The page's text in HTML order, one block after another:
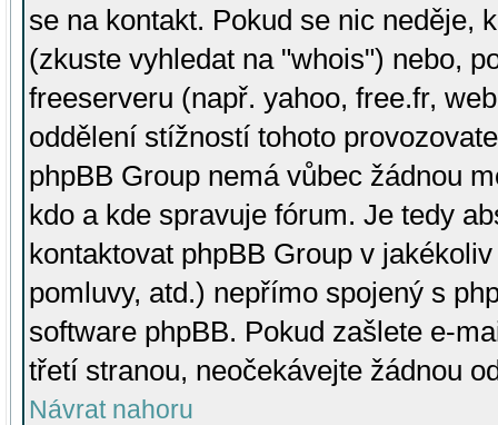
se na kontakt. Pokud se nic neděje,
(zkuste vyhledat na "whois") nebo,
freeserveru (např. yahoo, free.fr,
oddělení stížností tohoto
phpBB Group nemá vůbec žádnou
kdo a kde spravuje fórum. Je tedy
kontaktovat phpBB Group v
pomluvy, atd.) nepřímo spojený s
software phpBB. Pokud zašlete e-
třetí stranou, neočekávejte žádnou
Návrat nahoru